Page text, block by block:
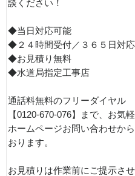
談ください！
◆当日対応可能
◆２４時間受付／３６５日対応
◆お見積り無料
◆水道局指定工事店
通話料無料のフリーダイヤル
【0120-670-076】まで、お気
ホームページお問い合わせか
おります。
お見積りは作業前にご提示さ